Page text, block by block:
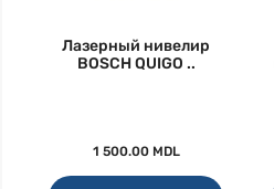
Лазерный нивелир
BOSCH QUIGO ..
1 500.00 MDL